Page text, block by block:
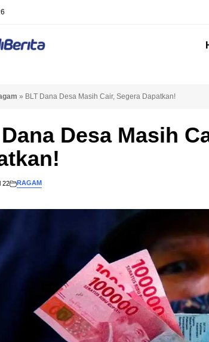
» BLT Dana Desa Masih Cair, Segera Dapatkan!
Desa Masih
22 RAGAM